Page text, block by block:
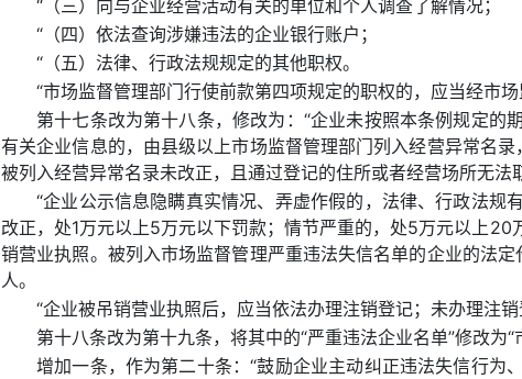
“（三）向与企业经营活动有关的单位和个人调查了解情况；
“（四）依法查询涉嫌违法的企业银行账户；
“（五）法律、行政法规规定的其他职权。
“市场监督管理部门行使前款第四项规定的职权的，应当经市
第十七条改为第十八条，修改为：“企业未按照本条例规定
有关企业信息的，由县级以上市场监督管理部门列入经营异常名
被列入经营异常名录未改正，且通过登记的住所或者经营场所无法
“企业公示信息隐瞒真实情况、弄虚作假的，法律、行政法
改正，处1万元以上5万元以下罚款；情节严重的，处5万元以上
销营业执照。被列入市场监督管理严重违法失信名单的企业的法
人。
“企业被吊销营业执照后，应当依法办理注销登记；未办理注
第十八条改为第十九条，将其中的“严重违法企业名单”修改为“
增加一条，作为第二十条：“鼓励企业主动纠正违法失信行